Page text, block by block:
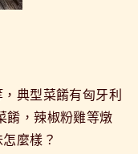
典型菜餚有匈牙利
餚，辣椒粉雞等燉
麼樣？